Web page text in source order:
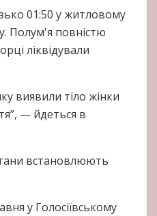
01:50 у житловому
Полум'я повністю
ліквідували
виявили тіло жінки
— йдеться в
встановлюють
у Голосіївському